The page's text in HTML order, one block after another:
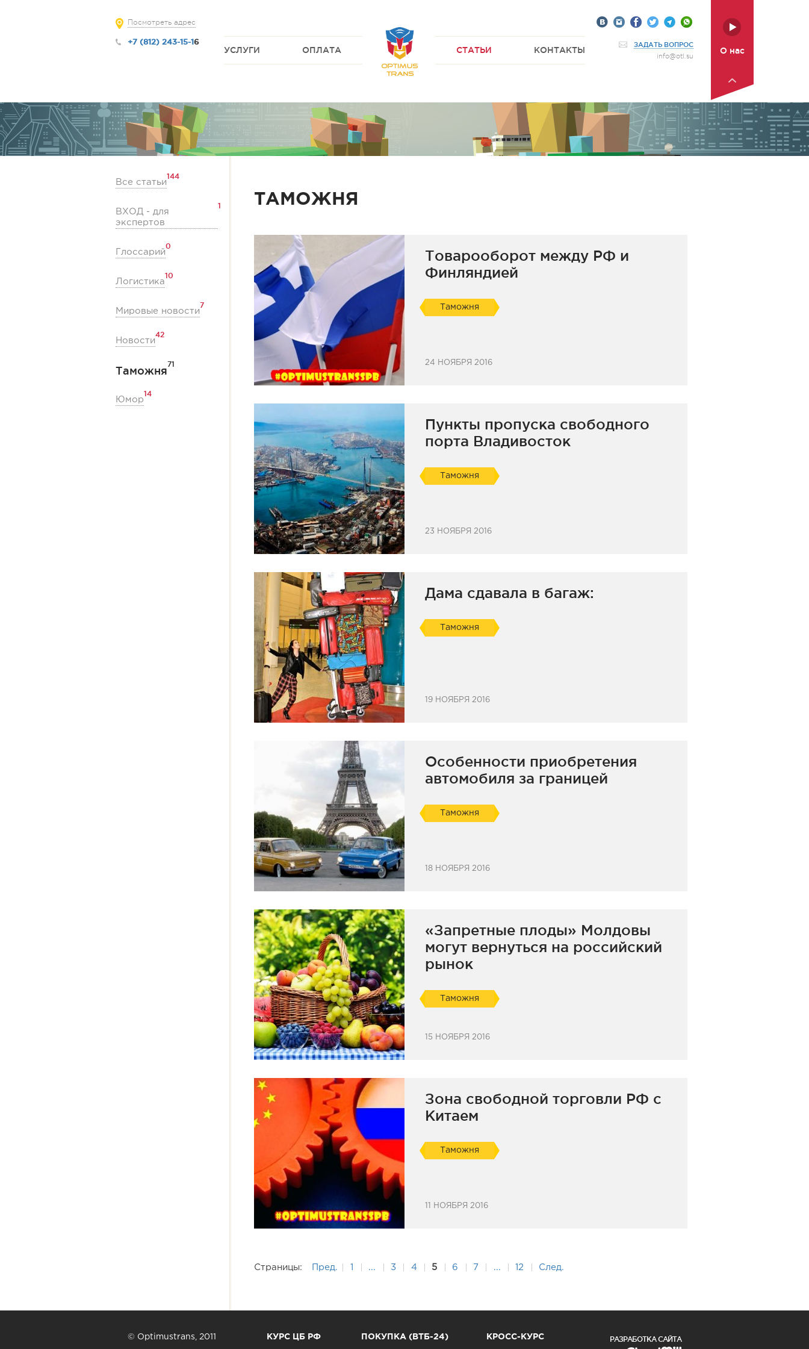
Посмотреть адрес
+7 (812) 243-15-16
УСЛУГИ ОПЛАТА СТАТЬИ КОНТАКТЫ О нас
ЗАДАТЬ ВОПРОС
info@otl.su
Все статьи
144
ВХОД - для
экспертов
1
Глоссарий
0
Логистика
10
Мировые новости
7
Новости
42
Таможня
71
Юмор
14
ТАМОЖНЯ
Товарооборот между РФ и
Финляндией
Таможня
24 НОЯБРЯ 2016
Пункты пропуска свободного
порта Владивосток
Таможня
23 НОЯБРЯ 2016
Дама сдавала в багаж:
Таможня
19 НОЯБРЯ 2016
Особенности приобретения
автомобиля за границей
Таможня
18 НОЯБРЯ 2016
«Запретные плоды» Молдовы
могут вернуться на российский
рынок
Таможня
15 НОЯБРЯ 2016
Зона свободной торговли РФ с
Китаем
Таможня
11 НОЯБРЯ 2016
Страницы: Пред. 1 3 4 5 6 7 12 След.
© Optimustrans, 2011 КУРС ЦБ РФ ПОКУПКА (ВТБ-24) КРОСС-КУРС РАЗРАБОТКА САЙТА